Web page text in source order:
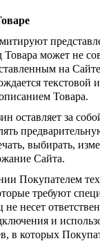
может не
на
текстовой
Товара.
оставляет за
выбирать,
Сайта.
Покупателем
требуют
несет
и
в которых